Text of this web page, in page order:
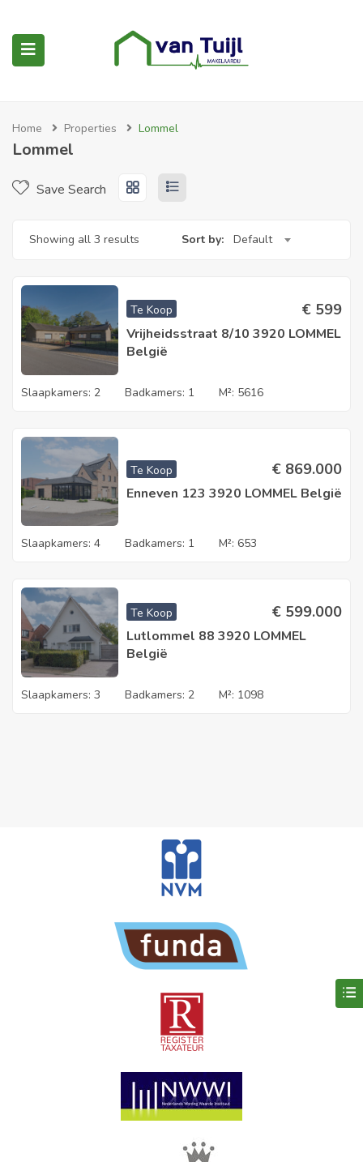
(Woningaanbod)
Home Properties Lommel
Lommel
Save Search
Showing all 3 results Sort by: Default
Te Koop € 599
Vrijheidsstraat 8/10 3920 LOMMEL
België
Slaapkamers: 2 Badkamers: 1 M²: 5616
Te Koop € 869.000
Enneven 123 3920 LOMMEL België
Slaapkamers: 4 Badkamers: 1 M²: 653
Te Koop € 599.000
Lutlommel 88 3920 LOMMEL
België
Slaapkamers: 3 Badkamers: 2 M²: 1098